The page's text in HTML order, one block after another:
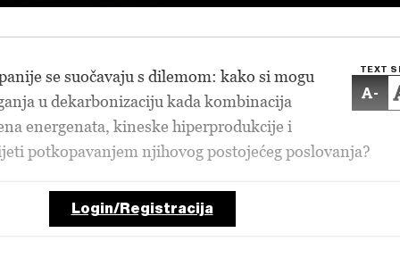
TEXT
-
se suočavaju s dilemom: kako si mogu
u dekarbonizaciju kada kombinacija
energenata, kineske hiperprodukcije i
potkopavanjem njihovog postojećeg poslovanja?
Login/Registracija